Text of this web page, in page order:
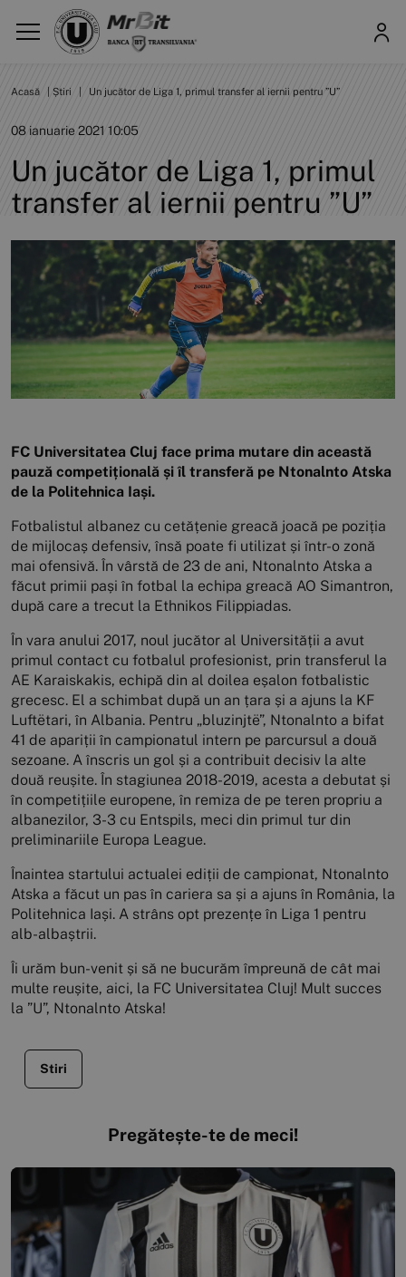
Acasă Știri Un jucător de Liga 1, primul transfer al iernii pentru ”U”
08 ianuarie 2021 10:05
Un jucător de Liga 1, primul
transfer al iernii pentru ”U”
FC Universitatea Cluj face prima mutare din această
pauză competițională și îl transferă pe Ntonalnto Atska
de la Politehnica Iași.
Fotbalistul albanez cu cetățenie greacă joacă pe poziția
de mijlocaș defensiv, însă poate fi utilizat și într-o zonă
mai ofensivă. În vârstă de 23 de ani, Ntonalnto Atska a
făcut primii pași în fotbal la echipa greacă AO Simantron,
după care a trecut la Ethnikos Filippiadas.
În vara anului 2017, noul jucător al Universității a avut
primul contact cu fotbalul profesionist, prin transferul la
AE Karaiskakis, echipă din al doilea eșalon fotbalistic
grecesc. El a schimbat după un an țara și a ajuns la KF
Luftëtari, în Albania. Pentru „bluzinjtë”, Ntonalnto a bifat
41 de apariții în campionatul intern pe parcursul a două
sezoane. A înscris un gol și a contribuit decisiv la alte
două reușite. În stagiunea 2018-2019, acesta a debutat și
în competițiile europene, în remiza de pe teren propriu a
albanezilor, 3-3 cu Entspils, meci din primul tur din
preliminariile Europa League.
Înaintea startului actualei ediții de campionat, Ntonalnto
Atska a făcut un pas în cariera sa și a ajuns în România, la
Politehnica Iași. A strâns opt prezențe în Liga 1 pentru
alb-albaștrii.
Îi urăm bun-venit și să ne bucurăm împreună de cât mai
multe reușite, aici, la FC Universitatea Cluj! Mult succes
la ”U”, Ntonalnto Atska!
Stiri
Pregătește-te de meci!